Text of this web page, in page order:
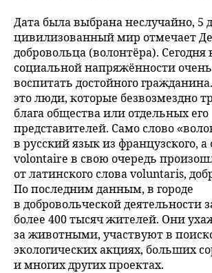
Дата была выбрана неслучайно, 5
цивилизованный мир отмечает
добровольца (волонтёра). Сегодня
социальной напряжённости
воспитать достойного
это люди, которые безвозмездно
блага общества или отдельных его
представителей. Само слово
в русский язык из французского, а
volontaire в свою очередь
от латинского слова voluntaris,
По последним данным, в городе
в добровольческой деятельности
более 400 тысяч жителей. Они
за животными, участвуют в
экологических акциях, больших
и многих других проектах.